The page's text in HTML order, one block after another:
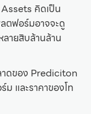
คิดเป็น
ตฟอร์มอาจจะดู
ายสิบล้านล้าน
าดของ Prediciton
และราคาของโท